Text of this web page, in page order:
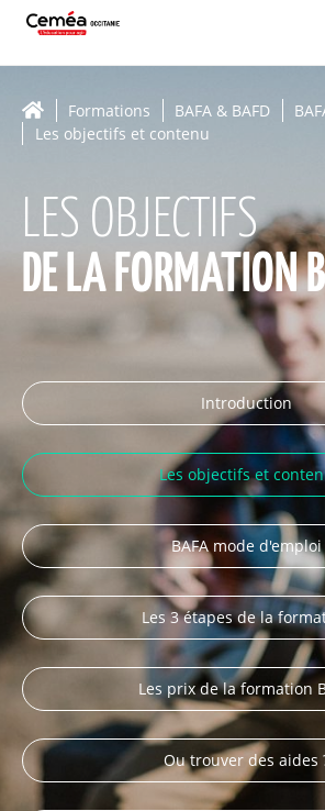
Formations BAFA & BAFD
Les objectifs et contenu
LES OBJECTIFS
DE LA FORMATION
Introduction
Les objectifs et
BAFA mode d'emploi
Les 3 étapes de la
Les prix de la formation
Ou trouver des aides